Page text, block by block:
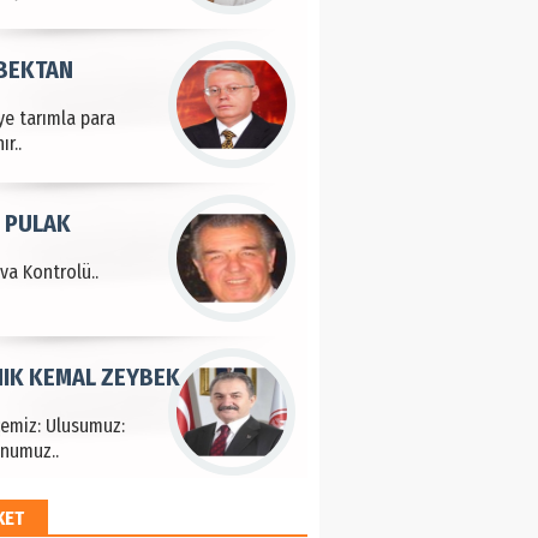
tarımla para
Kontrolü..
PULAK
Ulusumuz:
KEMAL ZEYBEK
HAYRİ PEKER